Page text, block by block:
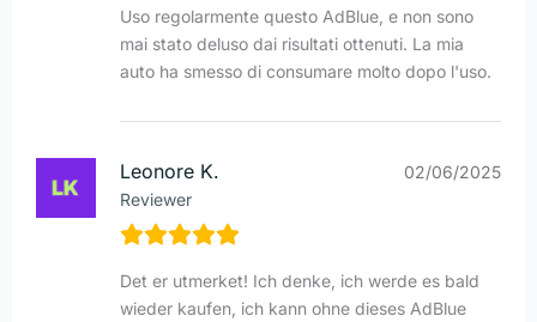
Uso regolarmente questo AdBlue, e non sono
mai stato deluso dai risultati ottenuti. La mia
auto ha smesso di consumare molto dopo l'uso.
Leonore K.
Reviewer
02/06/2025
Det er utmerket! Ich denke, ich werde es bald
wieder kaufen, ich kann ohne dieses AdBlue